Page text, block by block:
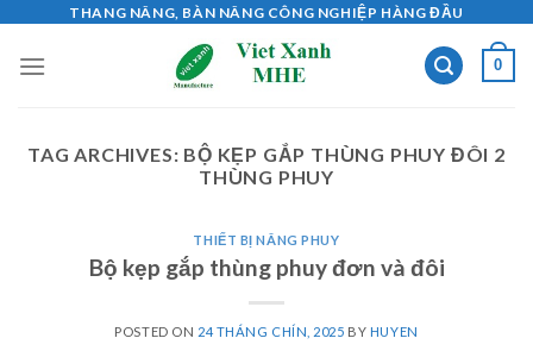
content
THANG NÂNG, BÀN NÂNG CÔNG NGHIỆP HÀNG ĐẦU
0
TAG ARCHIVES: BỘ KẸP GẮP THÙNG PHUY ĐÔI 2
THÙNG PHUY
THIẾT BỊ NÂNG PHUY
Bộ kẹp gắp thùng phuy đơn và đôi
POSTED ON 24 THÁNG CHÍN, 2025 BY HUYEN